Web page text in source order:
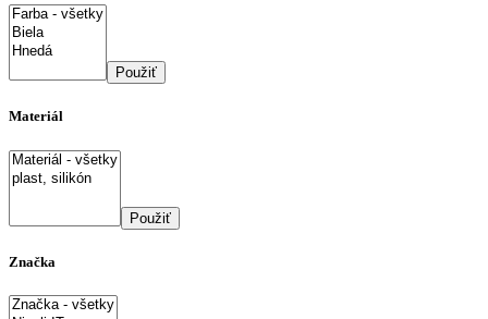
Použiť
Materiál
Použiť
Značka